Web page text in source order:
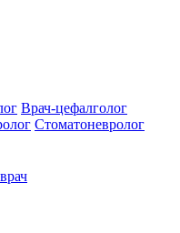
Врач-цефалголог
Стоматоневролог